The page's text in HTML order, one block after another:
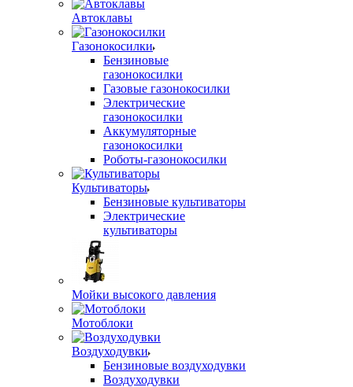
Автоклавы
Газонокосилки
Бензиновые
газонокосилки
Газовые газонокосилки
Электрические
газонокосилки
Аккумуляторные
газонокосилки
Роботы-газонокосилки
Культиваторы
Бензиновые культиваторы
Электрические
культиваторы
Мойки высокого давления
Мотоблоки
Воздуходувки
Бензиновые воздуходувки
Воздуходувки